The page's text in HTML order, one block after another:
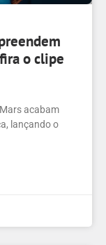
o clipe
acabam
lançando o